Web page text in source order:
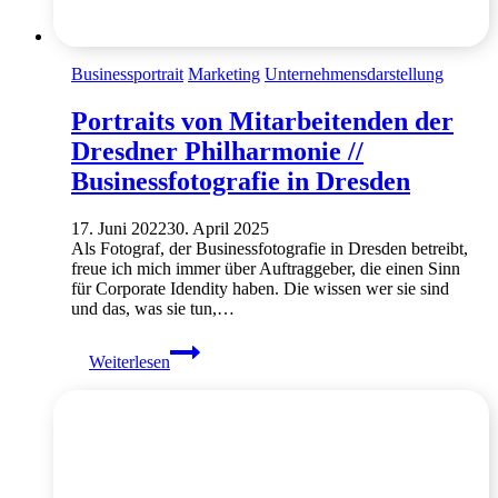
Businessportrait Marketing Unternehmensdarstellung
Portraits von Mitarbeitenden der
Dresdner Philharmonie //
Businessfotografie in Dresden
17. Juni 202230. April 2025
Als Fotograf, der Businessfotografie in Dresden betreibt,
freue ich mich immer über Auftraggeber, die einen Sinn
für Corporate Idendity haben. Die wissen wer sie sind
und das, was sie tun,…
Weiterlesen
Portraits
von